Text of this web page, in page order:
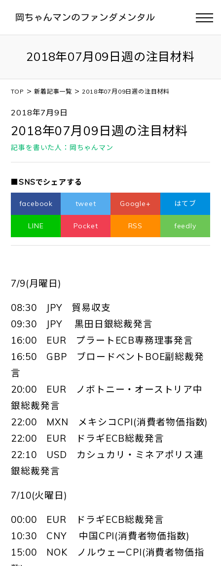
2018年07月09日週の注目材料
TOP >新着記事一覧 > 2018年07月09日週の注目材料
2018年7月9日
2018年07月09日週の注目材料
記事を書いた人：岡ちゃんマン
■SNSでシェアする
facebook tweet Google+ はてブ
LINE Pocket RSS feedly
7/9(月曜日)
08:30 JPY 貿易収支
09:30 JPY 黒田日銀総裁発言
16:00 EUR プラートECB専務理事発言
16:50 GBP ブロードベントBOE副総裁発
言
20:00 EUR ノボトニー・オーストリア中
銀総裁発言
22:00 MXN メキシコCPI(消費者物価指数)
22:00 EUR ドラギECB総裁発言
22:10 USD カシュカリ・ミネアポリス連
銀総裁発言
7/10(火曜日)
00:00 EUR ドラギECB総裁発言
10:30 CNY 中国CPI(消費者物価指数)
15:00 NOK ノルウェーCPI(消費者物価指